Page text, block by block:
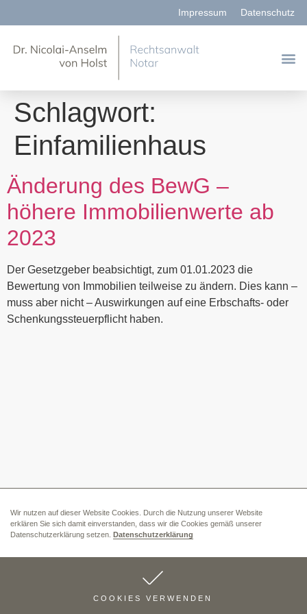
Wir nutzen auf dieser Website Cookies. Durch die Nutzung unserer Website
erklären Sie sich damit einverstanden, dass wir die Cookies gemäß unserer
Datenschutzerklärung setzen. Datenschutzerklärung
COOKIES VERWENDEN
Impressum Datenschutz
Schlagwort:
Einfamilienhaus
Änderung des BewG –
höhere Immobilienwerte ab
2023
Der Gesetzgeber beabsichtigt, zum 01.01.2023 die
Bewertung von Immobilien teilweise zu ändern. Dies kann –
muss aber nicht – Auswirkungen auf eine Erbschafts- oder
Schenkungssteuerpflicht haben.